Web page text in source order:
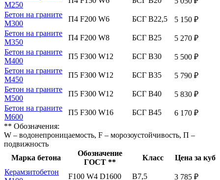
М250
Бетон на граните
М300
П4 F200 W6 БСГ В22,5
5 150 ₽
Бетон на граните
М350
П4 F200 W8 БСГ В25
5 270 ₽
Бетон на граните
М400
П5 F300 W12 БСГ В30
5 500 ₽
Бетон на граните
М450
П5 F300 W12 БСГ В35
5 790 ₽
Бетон на граните
М500
П5 F300 W12 БСГ В40
5 830 ₽
Бетон на граните
М600
П5 F300 W16 БСГ В45
6 170 ₽
** Обозначения:
W – водонепроницаемость, F – морозоустойчивость, П –
подвижность
Марка бетона
Обозначение
ГОСТ **
Класс
Цена за куб
Керамзитобетон
F100 W4 D1600 В7,5
3 785 ₽